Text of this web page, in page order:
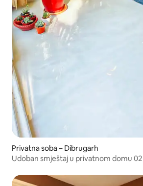
Privatna soba – Dibrugarh
Udoban smještaj u privatnom domu 02